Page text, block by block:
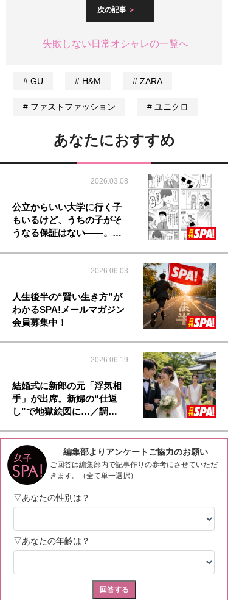
次の記事
失敗しない日常オシャレの一覧へ
GU H&M ZARA
ファストファッション ユニクロ
あなたにおすすめ
2026.03.08
公立からいい大学に行く子
もいるけど、うちの子がそ
うなる保証はない――。…
2026.06.03
人生後半の“賢い生き方”が
わかるSPA!メールマガジン
会員募集中！
2026.06.19
結婚式に新郎の元「浮気相
手」が出席。新婦の“仕返
し”で地獄絵図に…／調…